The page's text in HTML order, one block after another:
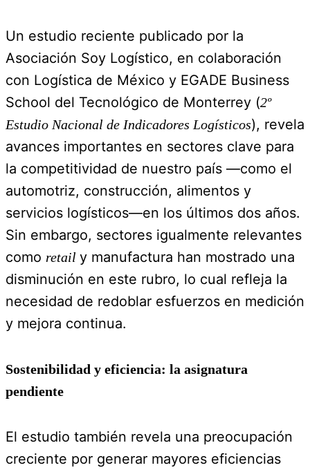
Un estudio reciente publicado por la
Asociación Soy Logístico, en colaboración
con Logística de México y EGADE Business
School del Tecnológico de Monterrey (2º
Estudio Nacional de Indicadores Logísticos), revela
avances importantes en sectores clave para
la competitividad de nuestro país —como el
automotriz, construcción, alimentos y
servicios logísticos—en los últimos dos años.
Sin embargo, sectores igualmente relevantes
como retail y manufactura han mostrado una
disminución en este rubro, lo cual refleja la
necesidad de redoblar esfuerzos en medición
y mejora continua.
Sostenibilidad y eficiencia: la asignatura
pendiente
El estudio también revela una preocupación
creciente por generar mayores eficiencias